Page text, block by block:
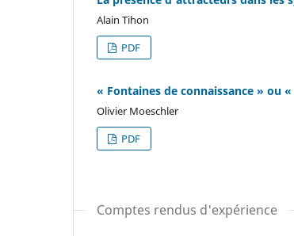
Alain Tihon
PDF
« Fontaines de connaissance » ou
Olivier Moeschler
PDF
Comptes rendus d'expérience